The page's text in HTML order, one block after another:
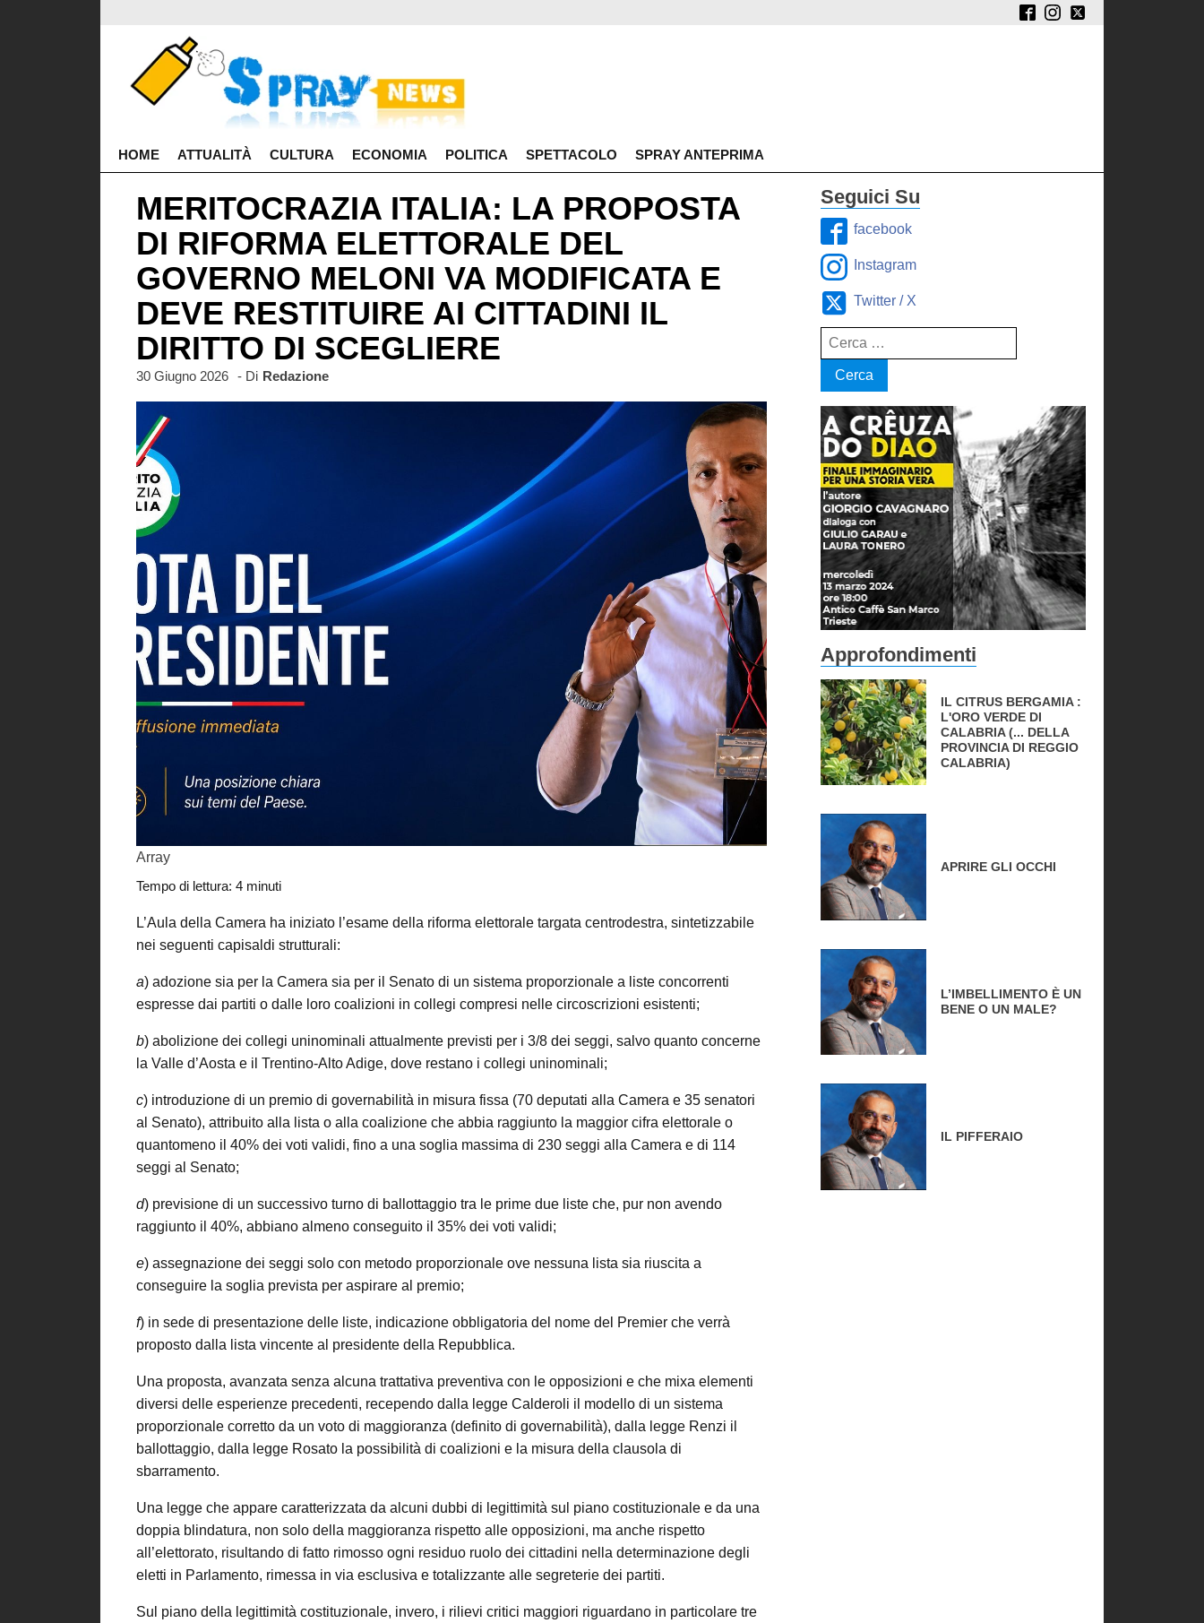
HOME ATTUALITÀ CULTURA ECONOMIA POLITICA SPETTACOLO SPRAY ANTEPRIMA
MERITOCRAZIA ITALIA: LA PROPOSTA
DI RIFORMA ELETTORALE DEL
GOVERNO MELONI VA MODIFICATA E
DEVE RESTITUIRE AI CITTADINI IL
DIRITTO DI SCEGLIERE
30 Giugno 2026 - Di Redazione
Array
Tempo di lettura: 4 minuti
L’Aula della Camera ha iniziato l’esame della riforma elettorale targata centrodestra, sintetizzabile
nei seguenti capisaldi strutturali:
a) adozione sia per la Camera sia per il Senato di un sistema proporzionale a liste concorrenti
espresse dai partiti o dalle loro coalizioni in collegi compresi nelle circoscrizioni esistenti;
b) abolizione dei collegi uninominali attualmente previsti per i 3/8 dei seggi, salvo quanto concerne
la Valle d’Aosta e il Trentino-Alto Adige, dove restano i collegi uninominali;
c) introduzione di un premio di governabilità in misura fissa (70 deputati alla Camera e 35 senatori
al Senato), attribuito alla lista o alla coalizione che abbia raggiunto la maggior cifra elettorale o
quantomeno il 40% dei voti validi, fino a una soglia massima di 230 seggi alla Camera e di 114
seggi al Senato;
d) previsione di un successivo turno di ballottaggio tra le prime due liste che, pur non avendo
raggiunto il 40%, abbiano almeno conseguito il 35% dei voti validi;
e) assegnazione dei seggi solo con metodo proporzionale ove nessuna lista sia riuscita a
conseguire la soglia prevista per aspirare al premio;
f) in sede di presentazione delle liste, indicazione obbligatoria del nome del Premier che verrà
proposto dalla lista vincente al presidente della Repubblica.
Una proposta, avanzata senza alcuna trattativa preventiva con le opposizioni e che mixa elementi
diversi delle esperienze precedenti, recependo dalla legge Calderoli il modello di un sistema
proporzionale corretto da un voto di maggioranza (definito di governabilità), dalla legge Renzi il
ballottaggio, dalla legge Rosato la possibilità di coalizioni e la misura della clausola di
sbarramento.
Una legge che appare caratterizzata da alcuni dubbi di legittimità sul piano costituzionale e da una
doppia blindatura, non solo della maggioranza rispetto alle opposizioni, ma anche rispetto
all’elettorato, risultando di fatto rimosso ogni residuo ruolo dei cittadini nella determinazione degli
eletti in Parlamento, rimessa in via esclusiva e totalizzante alle segreterie dei partiti.
Sul piano della legittimità costituzionale, invero, i rilievi critici maggiori riguardano in particolare tre
Seguici Su
facebook
Instagram
Twitter / X
Ricerca
per:
Approfondimenti
IL CITRUS BERGAMIA :
L'ORO VERDE DI
CALABRIA (... DELLA
PROVINCIA DI REGGIO
CALABRIA)
APRIRE GLI OCCHI
L’IMBELLIMENTO È UN
BENE O UN MALE?
IL PIFFERAIO